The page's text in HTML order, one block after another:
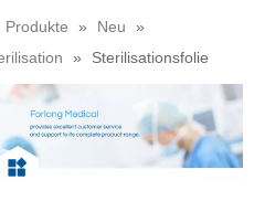
Produkte » Neu
»
» Sterilisationsfolie